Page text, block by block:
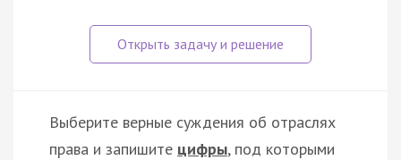
Выберите верные суждения об отраслях
права и запишите цифры, под которыми